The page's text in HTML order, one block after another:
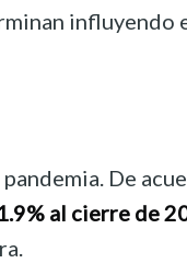
De
al cierre de